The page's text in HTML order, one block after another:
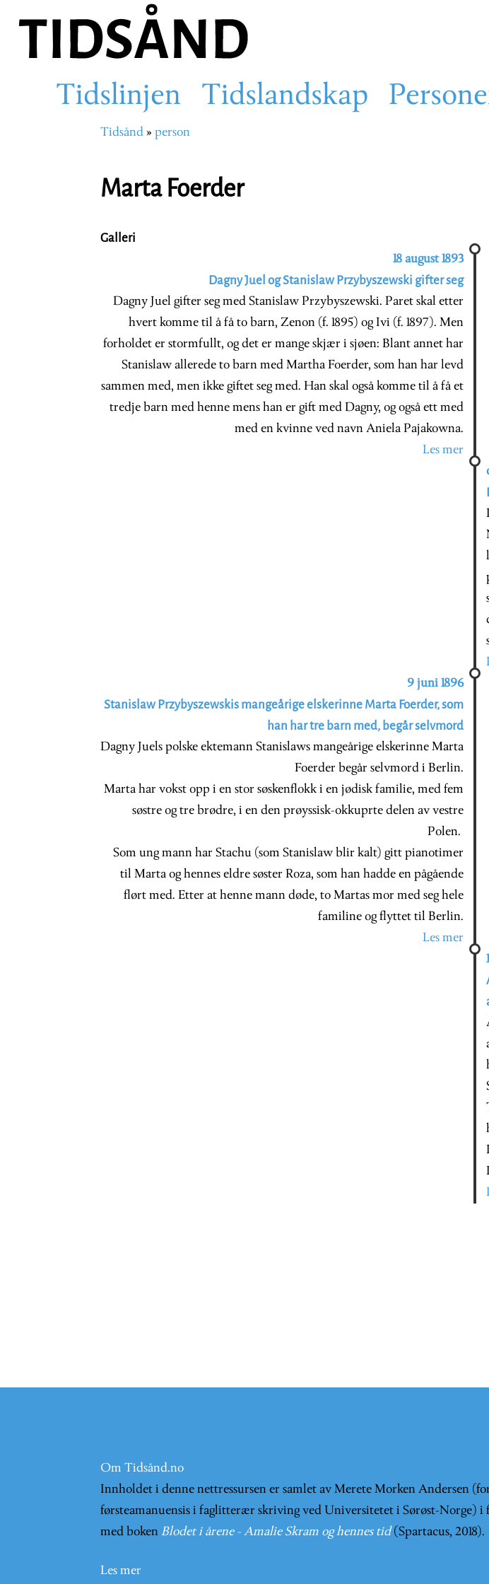
hovedinnhold
Main
navigation
Tidslinjen Tidslandskap
Navigasjonssti
Tidsånd person
Marta Foerder
Galleri
18 august 1893
Dagny Juel og Stanislaw Przybyszewski gifter seg
Dagny Juel gifter seg med Stanislaw Przybyszewski. Paret skal etter
hvert komme til å få to barn, Zenon (f. 1895) og Ivi (f. 1897). Men
forholdet er stormfullt, og det er mange skjær i sjøen: Blant annet har
Stanislaw allerede to barn med Martha Foerder, som han har levd
sammen med, men ikke giftet seg med. Han skal også komme til å få et
tredje barn med henne mens han er gift med Dagny, og også ett med
med en kvinne ved navn Aniela Pajakowna.
Les mer
9 juni 1896
Stanislaw Przybyszewskis mangeårige elskerinne Marta Foerder, som
han har tre barn med, begår selvmord
Dagny Juels polske ektemann Stanislaws mangeårige elskerinne Marta
Foerder begår selvmord i Berlin.
Marta har vokst opp i en stor søskenflokk i en jødisk familie, med fem
søstre og tre brødre, i en den prøyssisk-okkuprte delen av vestre
Polen.
Som ung mann har Stachu (som Stanislaw blir kalt) gitt pianotimer
til Marta og hennes eldre søster Roza, som han hadde en pågående
flørt med. Etter at henne mann døde, to Martas mor med seg hele
familine og flyttet til Berlin.
Les mer
Om Tidsånd.no
Innholdet i denne nettressursen er samlet av Merete Morken Andersen
førsteamanuensis i faglitterær skriving ved Universitetet i Sørøst-Norge) i
med boken Blodet i årene - Amalie Skram og hennes tid (Spartacus, 2018).
Les mer